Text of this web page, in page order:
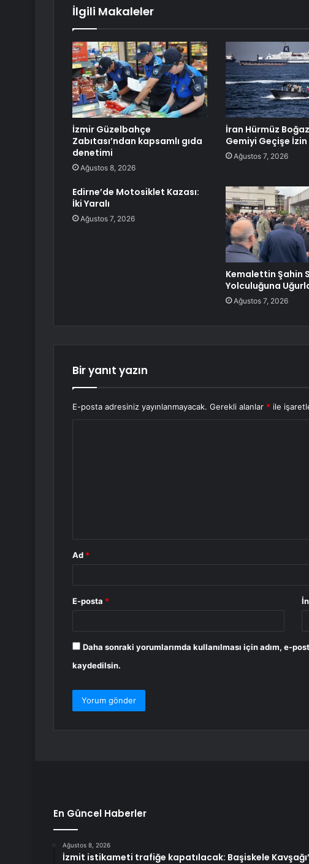
İlgili Makaleler
İzmir Güzelbahçe
Zabıtası’ndan kapsamlı gıda
denetimi
Ağustos 8, 2026
İran Hürmüz
Gemiyi Geçişe
Ağustos 7, 2026
Edirne’de Motosiklet Kazası:
İki Yaralı
Ağustos 7, 2026
Kemalettin Şahin
Yolculuğuna
Ağustos 7, 2026
Bir yanıt yazın
E-posta adresiniz yayınlanmayacak. Gerekli alanlar * ile
Ad *
E-posta *
Daha sonraki yorumlarımda kullanılması için adım, e-
kaydedilsin.
En Güncel Haberler
Ağustos 8, 2026
İzmit istikameti trafiğe kapatılacak: Başiskele